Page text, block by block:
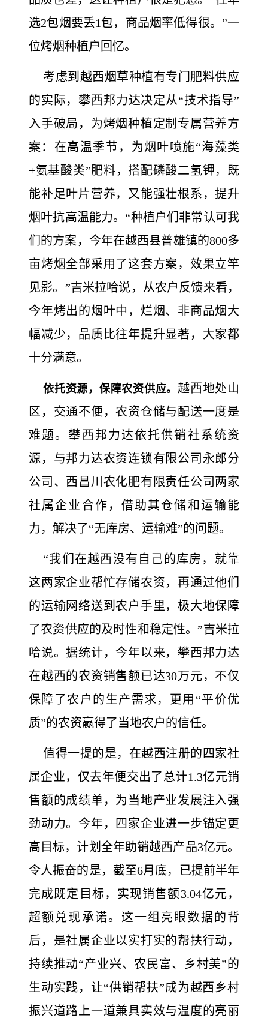
选2包烟要丢1包，商品烟率低得很。”一
位烤烟种植户回忆。
考虑到越西烟草种植有专门肥料供应
的实际，攀西邦力达决定从“技术指导”
入手破局，为烤烟种植定制专属营养方
案：在高温季节，为烟叶喷施“海藻类
+氨基酸类”肥料，搭配磷酸二氢钾，既
能补足叶片营养，又能强壮根系，提升
烟叶抗高温能力。“种植户们非常认可我
们的方案，今年在越西县普雄镇的800多
亩烤烟全部采用了这套方案，效果立竿
见影。”吉米拉哈说，从农户反馈来看，
今年烤出的烟叶中，烂烟、非商品烟大
幅减少，品质比往年提升显著，大家都
十分满意。
依托资源，保障农资供应。 越西地处山
区，交通不便，农资仓储与配送一度是
难题。攀西邦力达依托供销社系统资
源，与邦力达农资连锁有限公司永郎分
公司、西昌川农化肥有限责任公司两家
社属企业合作，借助其仓储和运输能
力，解决了“无库房、运输难”的问题。
“我们在越西没有自己的库房，就靠
这两家企业帮忙存储农资，再通过他们
的运输网络送到农户手里，极大地保障
了农资供应的及时性和稳定性。”吉米拉
哈说。据统计，今年以来，攀西邦力达
在越西的农资销售额已达30万元，不仅
保障了农户的生产需求，更用“平价优
质”的农资赢得了当地农户的信任。
值得一提的是，在越西注册的四家社
属企业，仅去年便交出了总计1.3亿元销
售额的成绩单，为当地产业发展注入强
劲动力。今年，四家企业进一步锚定更
高目标，计划全年助销越西产品3亿元。
令人振奋的是，截至6月底，已提前半年
完成既定目标，实现销售额3.04亿元，
超额兑现承诺。这一组亮眼数据的背
后，是社属企业以实打实的帮扶行动，
持续推动“产业兴、农民富、乡村美”的
生动实践，让“供销帮扶”成为越西乡村
振兴道路上一道兼具实效与温度的亮丽